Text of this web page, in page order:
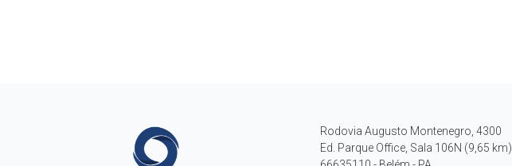
Rodovia Augusto Montenegro, 4300
Ed. Parque Office, Sala 106N (9,65 km)